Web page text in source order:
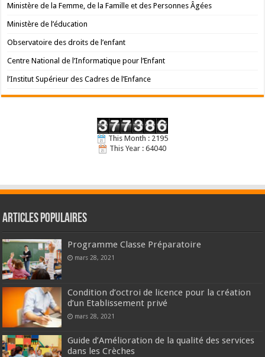
Ministère de la Femme, de la Famille et des Personnes Âgées
Ministère de l’éducation
Observatoire des droits de l’enfant
Centre National de l’Informatique pour l’Enfant
l’Institut Supérieur des Cadres de l’Enfance
This Month : 2195
This Year : 64040
Articles populaires
Programme Classe Préparatoire
mars 28, 2021
Condition d’octroi de licence pour la création
d’un Etablissement privé
mars 28, 2021
Guide d’Amélioration de la qualité des services
dans les Crèches